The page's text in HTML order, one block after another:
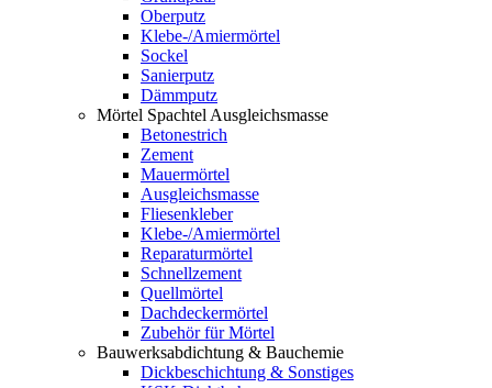
Oberputz
Klebe-/Amiermörtel
Sockel
Sanierputz
Dämmputz
Mörtel Spachtel Ausgleichsmasse
Betonestrich
Zement
Mauermörtel
Ausgleichsmasse
Fliesenkleber
Klebe-/Amiermörtel
Reparaturmörtel
Schnellzement
Quellmörtel
Dachdeckermörtel
Zubehör für Mörtel
Bauwerksabdichtung & Bauchemie
Dickbeschichtung & Sonstiges